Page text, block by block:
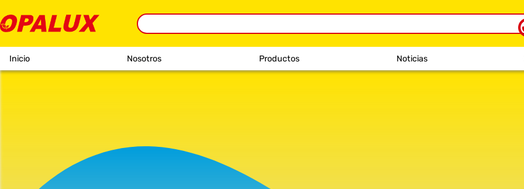
Inicio Nosotros Productos Noticias